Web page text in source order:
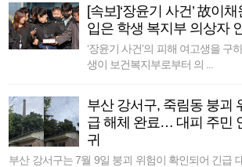
[속보]‘장윤기 사건’ 故이
입은 학생 복지부 의상자
‘장윤기 사건’의 피해 여고생을 구
생이 보건복지부로부터 의 ...
부산 강서구, 죽림동 붕괴
급 해체 완료… 대피 주민
귀
부산 강서구는 7월 9일 붕괴 위험이 확인되어 긴급